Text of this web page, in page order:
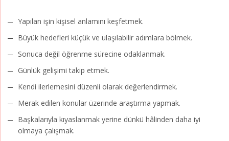
Yapılan işin kişisel anlamını keşfetmek.
Büyük hedefleri küçük ve ulaşılabilir adımlara bölmek.
Sonuca değil öğrenme sürecine odaklanmak.
Günlük gelişimi takip etmek.
Kendi ilerlemesini düzenli olarak değerlendirmek.
Merak edilen konular üzerinde araştırma yapmak.
Başkalarıyla kıyaslanmak yerine dünkü hâlinden daha iyi
olmaya çalışmak.